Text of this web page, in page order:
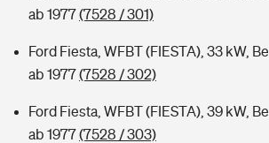
ab 1977(7528 / 301)
Ford Fiesta, WFBT (FIESTA), 33 kW,
ab 1977(7528 / 302)
Ford Fiesta, WFBT (FIESTA), 39 kW,
ab 1977(7528 / 303)